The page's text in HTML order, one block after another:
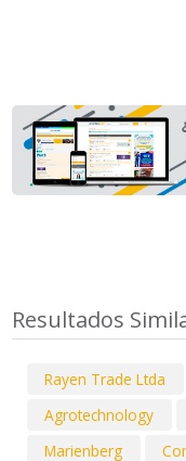
Resultados
Rayen Trade Ltda
Agrotechnology
Marienberg